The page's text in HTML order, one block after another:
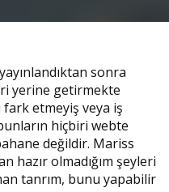
sonra
yerine getirmekte
fark etmeyiş veya iş
hiçbiri webte
değildir. Mariss
hazır olmadığım şeyleri
tanrım, bunu yapabilir